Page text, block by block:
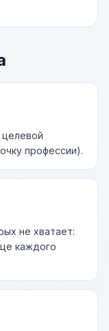
профессии).
не хватает:
каждого